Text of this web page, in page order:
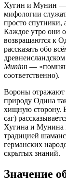
Хугин и Мунин —
мифологии
просто спутники,
Каждое утро они
возвращаются к
рассказать обо
Muninn —
соответственно).
Вороны
природу Одина
хищную сторону.
саг)
Хугина и Мунина
традицией
германских
скрытых знаний.
Значение